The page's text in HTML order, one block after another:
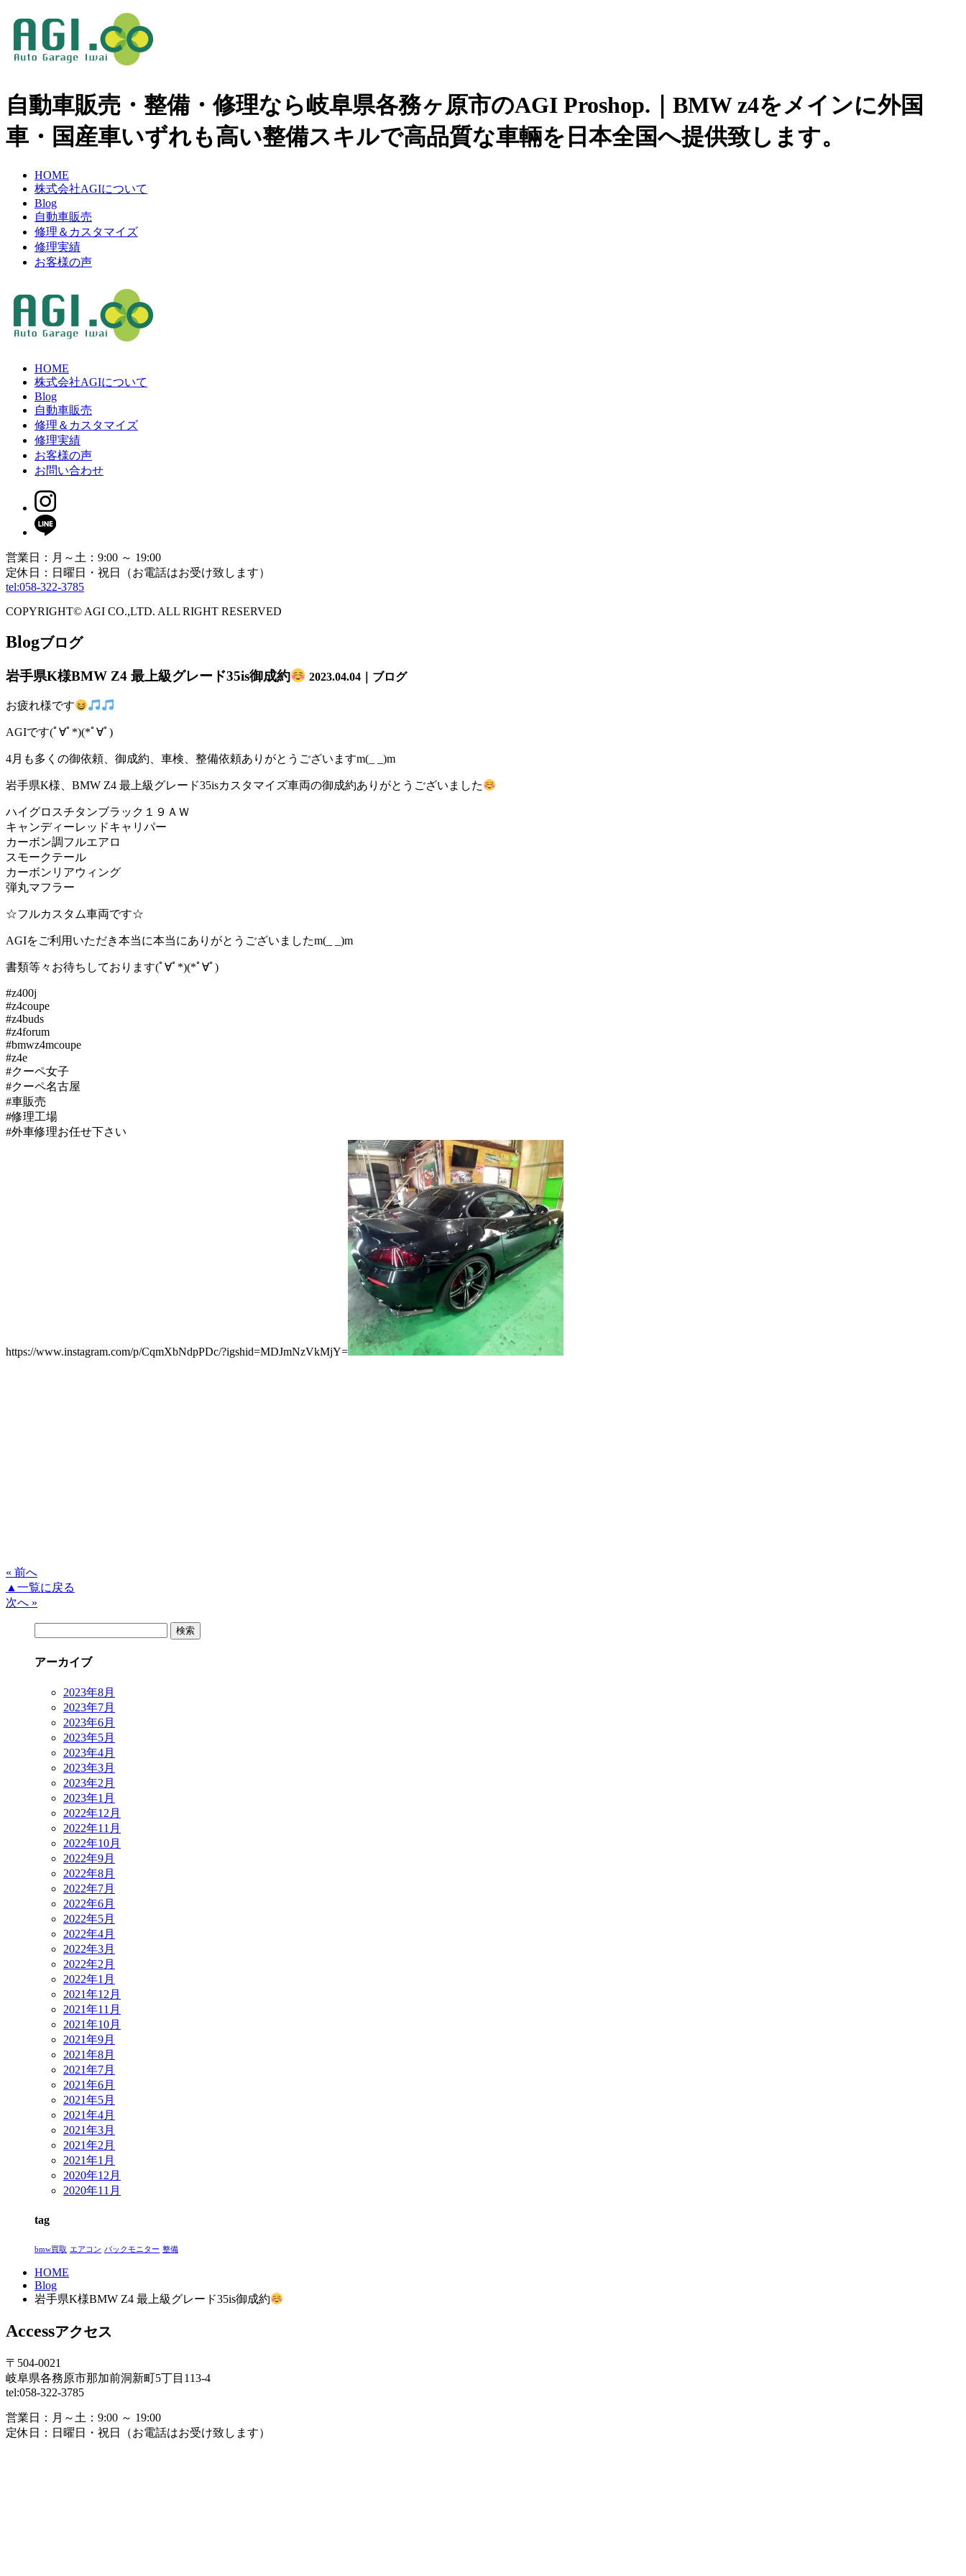
自動車販売・整備・修理なら岐阜県各務ヶ原市のAGI Proshop.｜BMW z4をメインに外国
車・国産車いずれも高い整備スキルで高品質な車輛を日本全国へ提供致します。
HOME
株式会社AGIについて
Blog
自動車販売
修理＆カスタマイズ
修理実績
お客様の声
HOME
株式会社AGIについて
Blog
自動車販売
修理＆カスタマイズ
修理実績
お客様の声
お問い合わせ
営業日：月～土：9:00 ～ 19:00
定休日：日曜日・祝日（お電話はお受け致します）
tel:058-322-3785
COPYRIGHT© AGI CO.,LTD. ALL RIGHT RESERVED
Blogブログ
岩手県K様BMW Z4 最上級グレード35is御成約 2023.04.04｜ブログ
お疲れ様です
AGIです(ﾟ∀ﾟ*)(*ﾟ∀ﾟ)
4月も多くの御依頼、御成約、車検、整備依頼ありがとうございますm(_ _)m
岩手県K様、BMW Z4 最上級グレード35isカスタマイズ車両の御成約ありがとうございました
ハイグロスチタンブラック１９ＡＷ
キャンディーレッドキャリパー
カーボン調フルエアロ
スモークテール
カーボンリアウィング
弾丸マフラー
☆フルカスタム車両です☆
AGIをご利用いただき本当に本当にありがとうございましたm(_ _)m
書類等々お待ちしております(ﾟ∀ﾟ*)(*ﾟ∀ﾟ)
#z400j
#z4coupe
#z4buds
#z4forum
#bmwz4mcoupe
#z4e
#クーペ女子
#クーペ名古屋
#車販売
#修理工場
#外車修理お任せ下さい
https://www.instagram.com/p/CqmXbNdpPDc/?igshid=MDJmNzVkMjY=
« 前へ
▲一覧に戻る
次へ »
アーカイブ
2023年8月
2023年7月
2023年6月
2023年5月
2023年4月
2023年3月
2023年2月
2023年1月
2022年12月
2022年11月
2022年10月
2022年9月
2022年8月
2022年7月
2022年6月
2022年5月
2022年4月
2022年3月
2022年2月
2022年1月
2021年12月
2021年11月
2021年10月
2021年9月
2021年8月
2021年7月
2021年6月
2021年5月
2021年4月
2021年3月
2021年2月
2021年1月
2020年12月
2020年11月
tag
bmw買取 エアコン バックモニター 整備
HOME
Blog
岩手県K様BMW Z4 最上級グレード35is御成約
Accessアクセス
〒504-0021
岐阜県各務原市那加前洞新町5丁目113-4
tel:058-322-3785
営業日： 月～土：9:00 ～ 19:00
定休日： 日曜日・祝日（お電話はお受け致します）